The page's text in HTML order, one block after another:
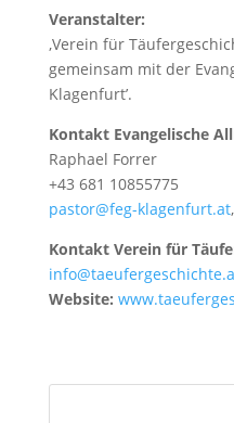
Veranstalter:
‚Verein für
gemeinsam mit der
Klagenfurt’.
KontaktEvangelische
Raphael Forrer
+43 681 10855775
pastor@feg-klagenfurt.at,
Kontakt Verein für
Website: